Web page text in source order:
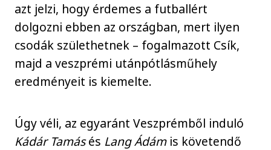
azt jelzi, hogy érdemes a futballért
dolgozni ebben az országban, mert ilyen
csodák születhetnek – fogalmazott Csík,
majd a veszprémi utánpótlásműhely
eredményeit is kiemelte.
Úgy véli, az egyaránt Veszprémből induló
Kádár Tamásés Lang Ádámis követendő